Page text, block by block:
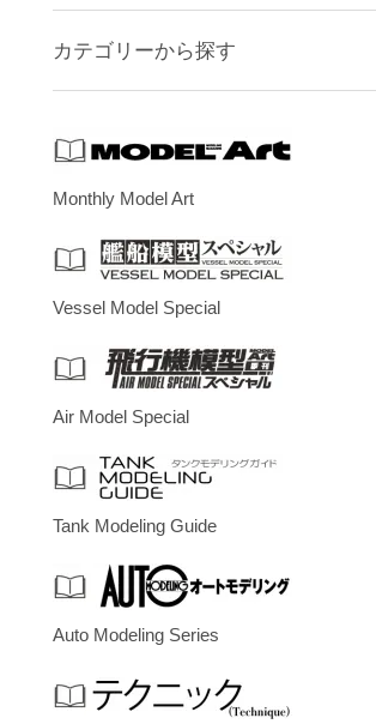
カテゴリーから探す
Monthly Model Art
Vessel Model Special
Air Model Special
Tank Modeling Guide
Auto Modeling Series